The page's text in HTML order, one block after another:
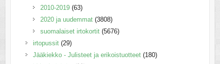
2010-2019 (63)
2020 ja uudemmat (3808)
suomalaiset irtokortit (5676)
irtopussit (29)
Jääkiekko - Julisteet ja erikoistuotteet (180)